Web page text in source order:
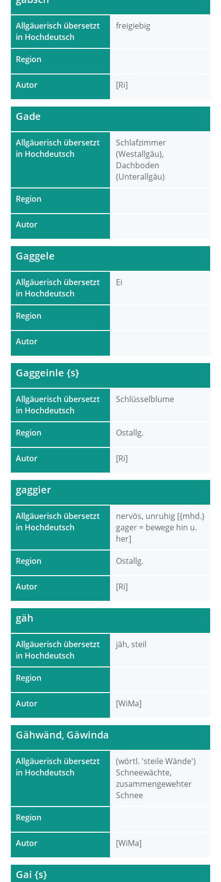
Allgäuerisch übersetzt
in Hochdeutsch
Region
Autor
freigiebig
[Ri]
Allgäuerisch übersetzt
in Hochdeutsch
Region
Autor
Gade
Schlafzimmer
(Westallgäu),
Dachboden
(Unterallgäu)
Allgäuerisch übersetzt
in Hochdeutsch
Region
Autor
Gaggele
Ei
Allgäuerisch übersetzt
in Hochdeutsch
Region
Autor
Gaggeinle {s}
Schlüsselblume
Ostallg.
[Ri]
Allgäuerisch übersetzt
in Hochdeutsch
Region
Autor
gaggier
nervös, unruhig [{mhd.}
gager = bewege hin u.
her]
Ostallg.
[Ri]
Allgäuerisch übersetzt
in Hochdeutsch
Region
Autor
gäh
jäh, steil
[WiMa]
Allgäuerisch übersetzt
in Hochdeutsch
Region
Autor
Gähwänd, Gäwinda
(wörtl. 'steile Wände')
Schneewächte,
zusammengewehter
Schnee
[WiMa]
Gai {s}